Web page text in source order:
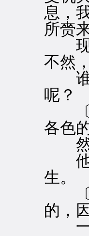
息，
所赍
现
不然
谁
呢？
〔4
各色
然
他
生。
〔5
的，
一